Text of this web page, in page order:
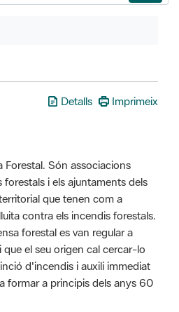
Detalls Imprimeix
Són associacions
i els ajuntaments dels
que tenen com a
contra els incendis forestals.
forestal es van regular a
el seu origen cal cercar-lo
d'incendis i auxili immediat
formar a principis dels anys 60